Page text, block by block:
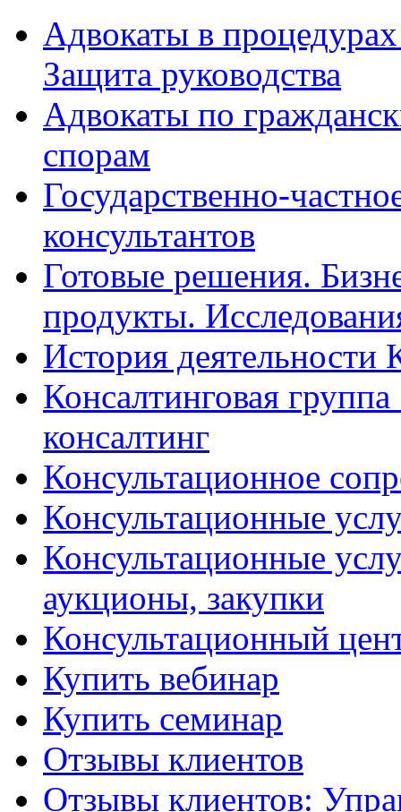
Адвокаты в
Защита руководства
Адвокаты по
спорам
Государственно-
консультантов
Готовые решения.
продукты.
История деятельности
Консалтинговая
консалтинг
Консультационное
Консультационные
Консультационные
аукционы, закупки
Консультационный
Купить вебинар
Купить семинар
Отзывы клиентов
Отзывы клиентов: